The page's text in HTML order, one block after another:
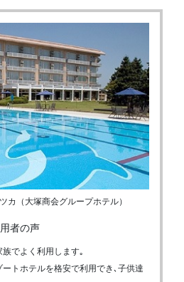
カ（大塚商会グループホテル）
者の声
でよく利用します｡
トホテルを格安で利用でき､子供達